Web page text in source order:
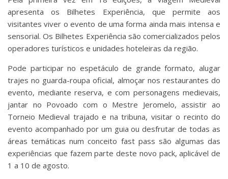
apresenta os Bilhetes Experiência, que permite aos
visitantes viver o evento de uma forma ainda mais intensa e
sensorial. Os Bilhetes Experiência são comercializados pelos
operadores turísticos e unidades hoteleiras da região.
Pode participar no espetáculo de grande formato, alugar
trajes no guarda-roupa oficial, almoçar nos restaurantes do
evento, mediante reserva, e com personagens medievais,
jantar no Povoado com o Mestre Jeromelo, assistir ao
Torneio Medieval trajado e na tribuna, visitar o recinto do
evento acompanhado por um guia ou desfrutar de todas as
áreas temáticas num conceito fast pass são algumas das
experiências que fazem parte deste novo pack, aplicável de
1 a 10 de agosto.